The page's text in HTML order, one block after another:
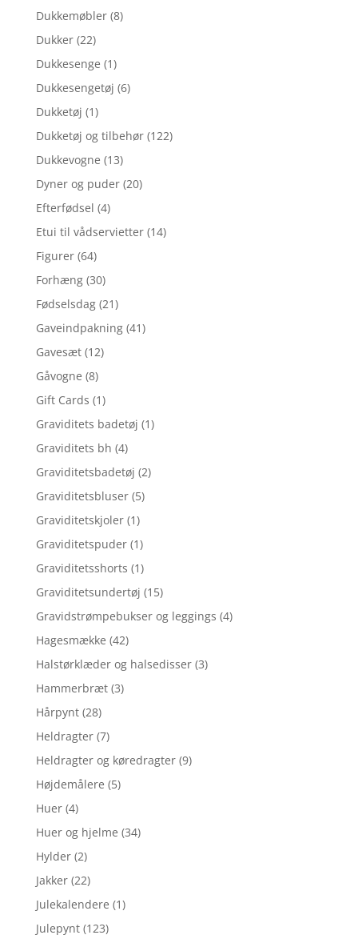
Dukkemøbler (8)
Dukker (22)
Dukkesenge (1)
Dukkesengetøj (6)
Dukketøj (1)
Dukketøj og tilbehør (122)
Dukkevogne (13)
Dyner og puder (20)
Efterfødsel (4)
Etui til vådservietter (14)
Figurer (64)
Forhæng (30)
Fødselsdag (21)
Gaveindpakning (41)
Gavesæt (12)
Gåvogne (8)
Gift Cards (1)
Graviditets badetøj (1)
Graviditets bh (4)
Graviditetsbadetøj (2)
Graviditetsbluser (5)
Graviditetskjoler (1)
Graviditetspuder (1)
Graviditetsshorts (1)
Graviditetsundertøj (15)
Gravidstrømpebukser og leggings (4)
Hagesmække (42)
Halstørklæder og halsedisser (3)
Hammerbræt (3)
Hårpynt (28)
Heldragter (7)
Heldragter og køredragter (9)
Højdemålere (5)
Huer (4)
Huer og hjelme (34)
Hylder (2)
Jakker (22)
Julekalendere (1)
Julepynt (123)